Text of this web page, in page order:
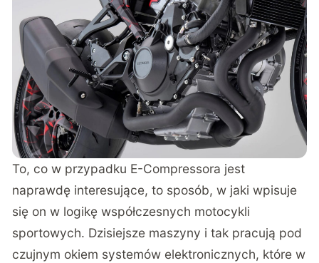
To, co w przypadku E-Compressora jest
naprawdę interesujące, to sposób, w jaki wpisuje
się on w logikę współczesnych motocykli
sportowych. Dzisiejsze maszyny i tak pracują pod
czujnym okiem systemów elektronicznych, które w